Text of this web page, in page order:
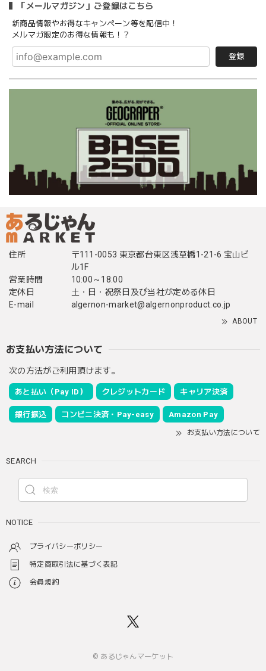
「メールマガジン」ご登録はこちら
新商品情報やお得なキャンペーン等を配信中！
メルマガ限定のお得な情報も！？
登録
住所
〒111-0053 東京都台東区浅草橋1-21-6 宝山ビ
ル1F
営業時間
10:00～18:00
定休日
土・日・祝祭日及び当社が定める休日
E-mail
algernon-market@algernonproduct.co.jp
ABOUT
お支払い方法について
次の方法がご利用頂けます。
あと払い（Pay ID） クレジットカード キャリア決済
銀行振込 コンビニ決済・Pay-easy Amazon Pay
お支払い方法について
SEARCH
NOTICE
プライバシーポリシー
特定商取引法に基づく表記
会員規約
© あるじゃんマーケット